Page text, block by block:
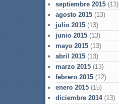
septiembre 2015(13)
agosto 2015(13)
julio 2015(13)
junio 2015(13)
mayo 2015(13)
abril 2015(13)
marzo 2015(13)
febrero 2015(12)
enero 2015(15)
diciembre 2014(13)